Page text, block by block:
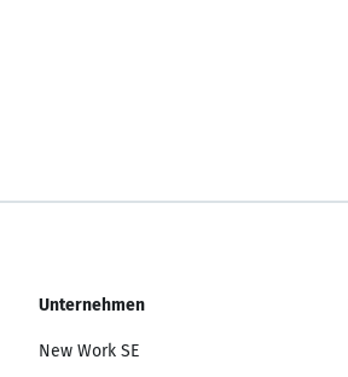
Unternehmen
New Work SE